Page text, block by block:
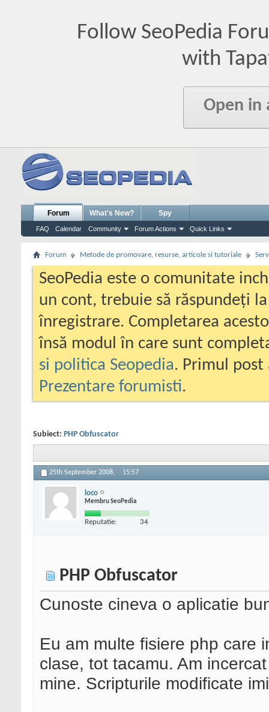
Follow SeoPedia
with
Open in
Forum
FAQ Calendar Community Forum Actions Quick Links
What's New? Spy
Forum Metode de promovare, resurse, articole si tutoriale
SeoPedia este o comunitate
un cont, trebuie să răspundeți
înregistrare. Completarea
însă modul în care sunt
si politica Seopedia. Primul
Prezentare forumisti.
Subiect: PHP Obfuscator
25th September 2008, 15:57
loco
Membru SeoPedia
Reputatie: 34
PHP Obfuscator
Cunoste cineva o aplicatie
Eu am multe fisiere php care
clase, tot tacamu. Am
mine. Scripturile modificate